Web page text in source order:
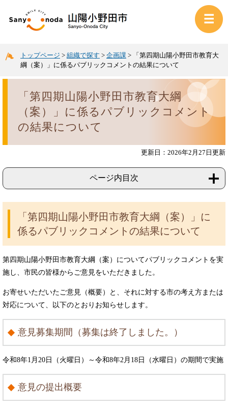
トップページ > 組織で探す > 企画課 >
「第四期山陽小野田市教育大
綱（案）」に係るパブリックコメントの結果について
「第四期山陽小野田市教育大綱
（案）」に係るパブリックコメント
の結果について
更新日：2026年2月27日更新
ページ内目次
「第四期山陽小野田市教育大綱（案）」に
係るパブリックコメントの結果について
第四期山陽小野田市教育大綱（案）についてパブリックコメントを実
施し、市民の皆様からご意見をいただきました。
お寄せいただいたご意見（概要）と、それに対する市の考え方または
対応について、以下のとおりお知らせします。
意見募集期間（募集は終了しました。）
令和8年1月20日（火曜日）～令和8年2月18日（水曜日）の期間で実施
意見の提出概要